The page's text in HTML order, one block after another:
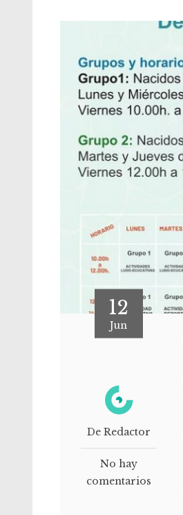
12
Jun
De Redactor
No hay
comentarios